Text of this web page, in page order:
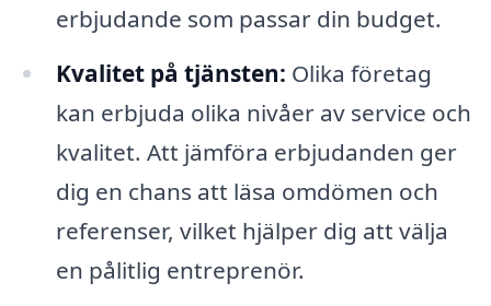
erbjudande som passar din budget.
Kvalitet på tjänsten: Olika företag
kan erbjuda olika nivåer av service och
kvalitet. Att jämföra erbjudanden ger
dig en chans att läsa omdömen och
referenser, vilket hjälper dig att välja
en pålitlig entreprenör.